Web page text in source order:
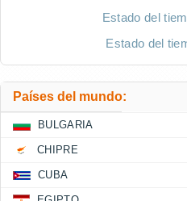
Estado del
Estado del
Países del mundo:
BULGARIA
CHIPRE
CUBA